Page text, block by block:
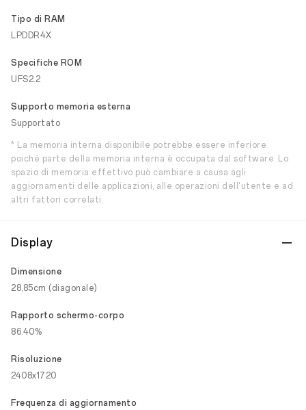
Tipo di RAM
LPDDR4X
Specifiche ROM
UFS2.2
Supporto memoria esterna
Supportato
* La memoria interna disponibile potrebbe essere inferiore
poiché parte della memoria interna è occupata dal software. Lo
spazio di memoria effettivo può cambiare a causa agli
aggiornamenti delle applicazioni, alle operazioni dell'utente e ad
altri fattori correlati.
Display
Dimensione
28,85cm (diagonale)
Rapporto schermo-corpo
86.40%
Risoluzione
2408x1720
Frequenza di aggiornamento